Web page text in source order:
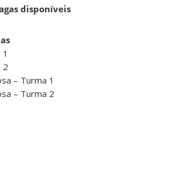
disponíveis
2
– Turma 1
– Turma 2